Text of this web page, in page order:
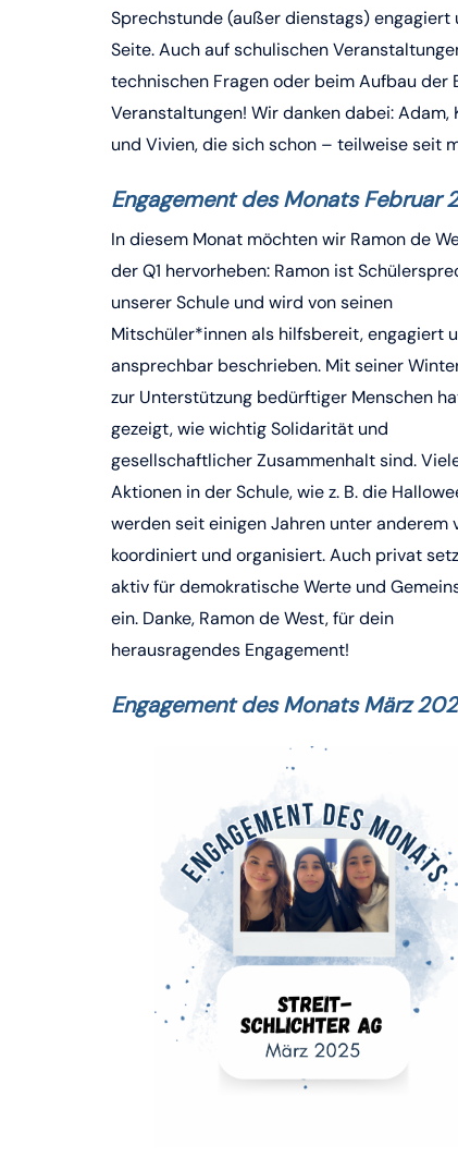
Sprechstunde (außer dienstags) engagiert
Seite. Auch auf schulischen
technischen Fragen oder beim Aufbau der
Veranstaltungen! Wir danken dabei: Adam,
und Vivien, die sich schon – teilweise seit
Engagement des Monats Februar
In diesem Monat möchten wir Ramon de
der Q1 hervorheben: Ramon ist
unserer Schule und wird von seinen
Mitschüler*innen als hilfsbereit, engagiert
ansprechbar beschrieben. Mit seiner
zur Unterstützung bedürftiger Menschen
gezeigt, wie wichtig Solidarität und
gesellschaftlicher Zusammenhalt sind.
Aktionen in der Schule, wie z. B. die
werden seit einigen Jahren unter anderem
koordiniert und organisiert. Auch privat
aktiv für demokratische Werte und
ein. Danke, Ramon de West, für dein
herausragendes Engagement!
Engagement des Monats März